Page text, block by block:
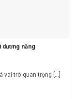
dương năng
vai trò quan trọng [...]